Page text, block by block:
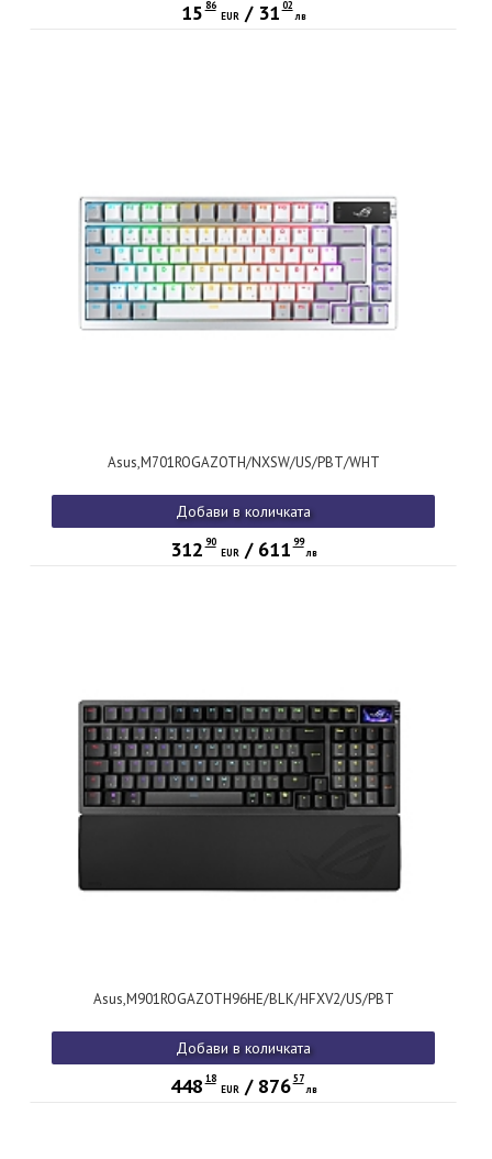
15 86
EUR/ 31 02
лв
Asus,M701ROGAZOTH/NXSW/US/PBT/WHT
Добави в количката
312 90
EUR/ 611 99
лв
Asus,M901ROGAZOTH96HE/BLK/HFXV2/US/PBT
Добави в количката
448 18
EUR/ 876 57
лв